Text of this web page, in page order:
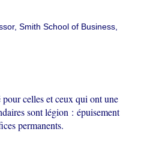
Smith School of Business,
celles et ceux qui ont une
sont légion : épuisement
permanents.